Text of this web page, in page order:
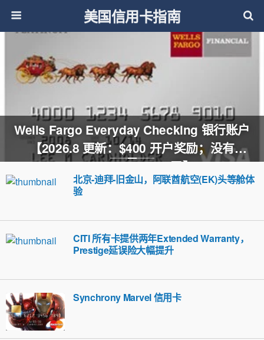
美国信用卡指南
Wells Fargo Everyday Checking 银行账户
【2026.8 更新：$400 开户奖励；没有
incoming wire fee了】
北京-迪拜-旧金山，阿联酋航空(EK)头等舱体
验
CITI 所有卡提供两年Extended Warranty，
Prestige延误险大幅提升
Synchrony Marvel 信用卡